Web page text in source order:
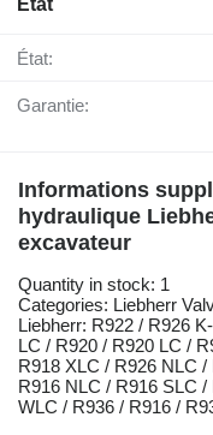
État
État:
Garantie:
Informations
hydraulique
excavateur
Quantity in stock: 1
Categories: Liebherr
Liebherr: R922 / R926
LC / R920 / R920 LC /
R918 XLC / R926 NLC
R916 NLC / R916 SLC
WLC / R936 / R916 /